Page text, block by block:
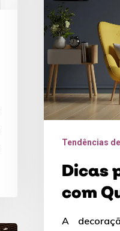
Quadros
de
Luxo
Tendências
Dicas
com
A